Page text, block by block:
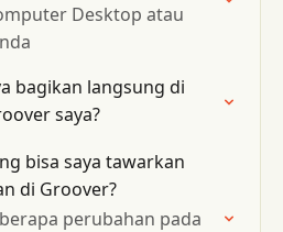
Desktop atau
bagikan langsung di
saya?
bisa saya tawarkan
di Groover?
perubahan pada